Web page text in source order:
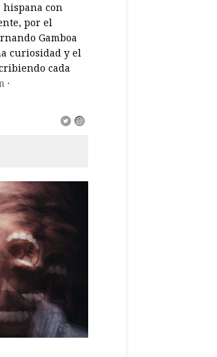
hispana con
por el
Gamboa
curiosidad y el
cada
·